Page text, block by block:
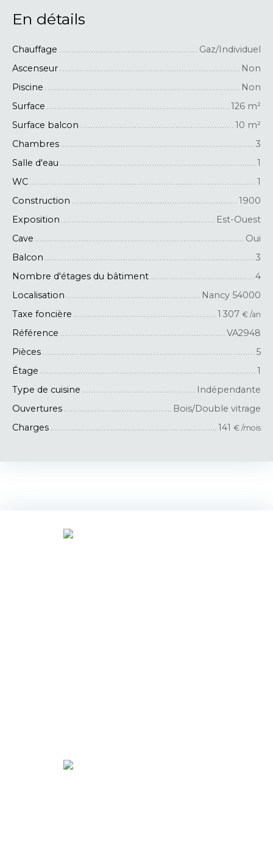
En détails
Chauffage
Gaz/Individuel
Ascenseur
Non
Piscine
Non
Surface
126 m²
Surface balcon
10 m²
Chambres
3
Salle d'eau
1
WC
1
Construction
1900
Exposition
Est-Ouest
Cave
Oui
Balcon
3
Nombre d'étages du bâtiment
4
Localisation
Nancy 54000
Taxe foncière
1 307 € /an
Référence
VA2948
Pièces
5
Étage
1
Type de cuisine
Indépendante
Ouvertures
Bois/Double vitrage
Charges
141 € /mois